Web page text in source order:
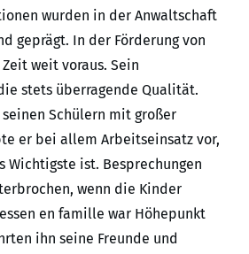
wurden in der Anwaltschaft
geprägt. In der Förderung von
weit voraus. Sein
stets überragende Qualität.
Schülern mit großer
er bei allem Arbeitseinsatz vor,
Wichtigste ist. Besprechungen
wenn die Kinder
en famille war Höhepunkt
ihn seine Freunde und